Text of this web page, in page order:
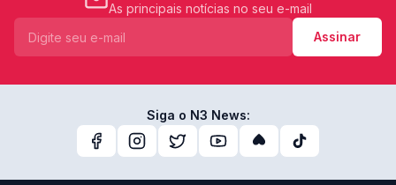
As principais notícias no seu e-mail
Assinar
Siga o N3 News: